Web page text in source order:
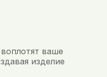
ваше
изделие